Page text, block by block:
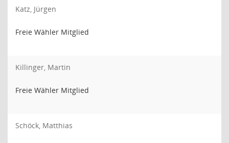
Katz, Jürgen
Freie Wähler Mitglied
Killinger, Martin
Freie Wähler Mitglied
Schöck, Matthias